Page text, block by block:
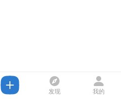
发现 我的